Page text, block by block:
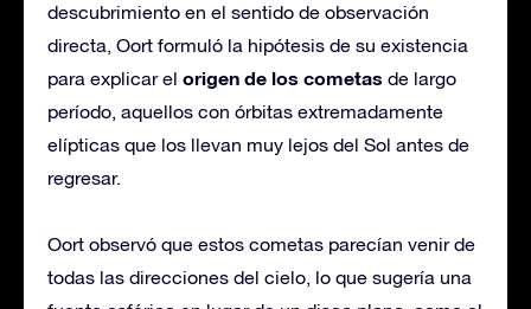
descubrimiento en el sentido de observación
directa, Oort formuló la hipótesis de su existencia
para explicar el origen de los cometas de largo
período, aquellos con órbitas extremadamente
elípticas que los llevan muy lejos del Sol antes de
regresar.
Oort observó que estos cometas parecían venir de
todas las direcciones del cielo, lo que sugería una